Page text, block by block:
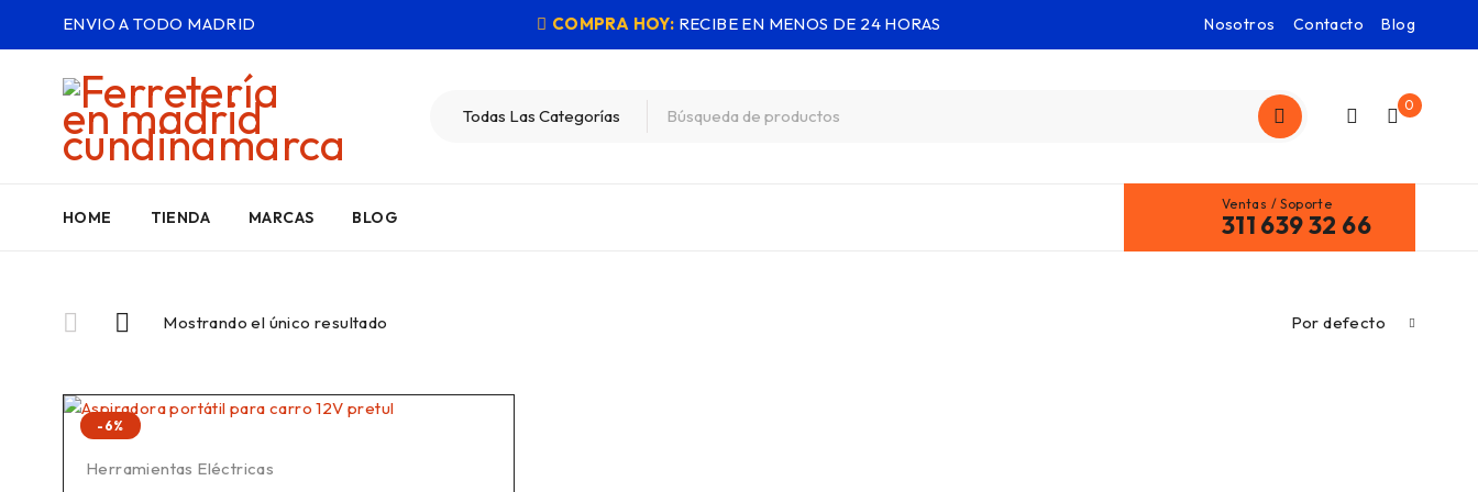
ENVIO A TODO MADRID COMPRA HOY: RECIBE EN MENOS DE 24 HORAS Nosotros Contacto Blog
0
HOME TIENDA MARCAS BLOG
Ventas / Soporte
311 639 32 66
Mostrando el único resultado Por defecto
-6%
Herramientas Eléctricas